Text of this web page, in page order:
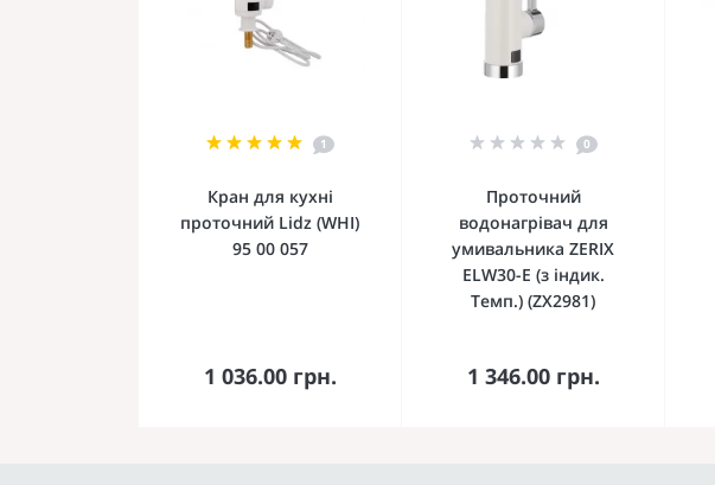
1
Кран для кухні
проточний Lidz (WHI)
95 00 057
1 036.00 грн.
До кошика
0
Проточний
водонагрівач для
умивальника ZERIX
ELW30-E (з індик.
Темп.) (ZX2981)
1 346.00 грн.
До кошика